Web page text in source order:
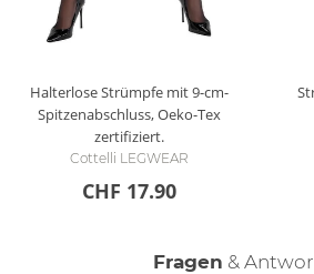
Halterlose Strümpfe mit 9-cm-
Spitzenabschluss, Oeko-Tex
zertifiziert.
Cottelli LEGWEAR
CHF 17.90
Fragen &